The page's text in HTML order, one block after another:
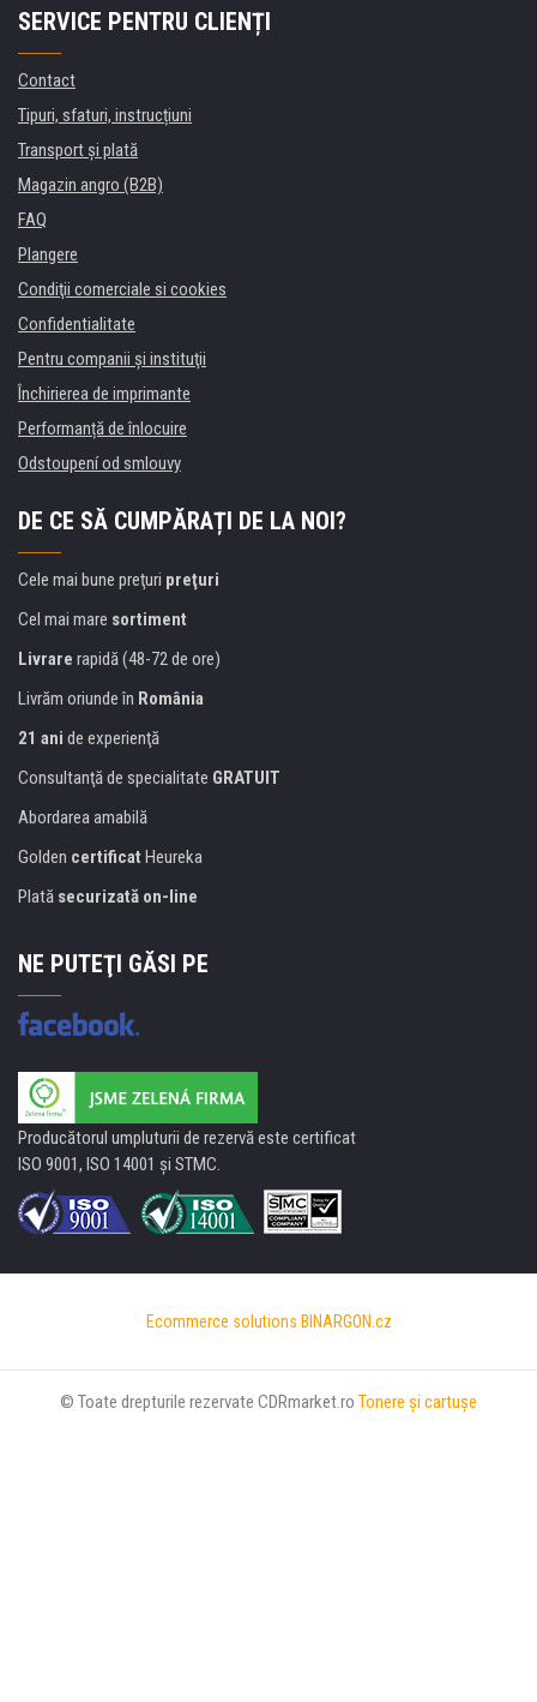
SERVICE PENTRU CLIENȚI
Contact
Tipuri, sfaturi, instrucțiuni
Transport şi plată
Magazin angro (B2B)
FAQ
Plangere
Condiţii comerciale si cookies
Confidentialitate
Pentru companii și instituţii
Închirierea de imprimante
Performanță de înlocuire
Odstoupení od smlouvy
DE CE SĂ CUMPĂRAȚI DE LA NOI?
Cele mai bune preţuri preţuri
Cel mai mare sortiment
Livrare rapidă (48-72 de ore)
Livrăm oriunde în România
21 ani de experienţă
Consultanţă de specialitate GRATUIT
Abordarea amabilă
Golden certificat Heureka
Plată securizată on-line
NE PUTEŢI GĂSI PE
Producătorul umpluturii de rezervă este certificat
ISO 9001, ISO 14001 şi STMC.
Ecommerce solutions BINARGON.cz
© Toate drepturile rezervate CDRmarket.ro Tonere şi cartuşe